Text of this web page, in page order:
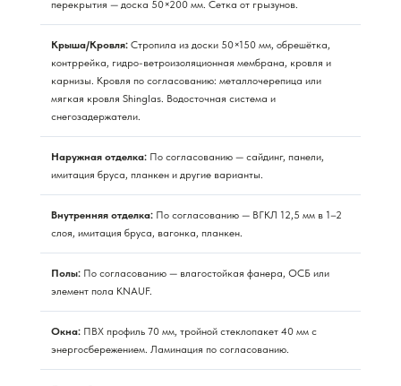
перекрытия — доска 50×200 мм. Сетка от грызунов.
Крыша/Кровля: Стропила из доски 50×150 мм, обрешётка,
контррейка, гидро-ветроизоляционная мембрана, кровля и
карнизы. Кровля по согласованию: металлочерепица или
мягкая кровля Shinglas. Водосточная система и
снегозадержатели.
Наружная отделка: По согласованию — сайдинг, панели,
имитация бруса, планкен и другие варианты.
Внутренняя отделка: По согласованию — ВГКЛ 12,5 мм в 1–2
слоя, имитация бруса, вагонка, планкен.
Полы: По согласованию — влагостойкая фанера, ОСБ или
элемент пола KNAUF.
Окна: ПВХ профиль 70 мм, тройной стеклопакет 40 мм с
энергосбережением. Ламинация по согласованию.